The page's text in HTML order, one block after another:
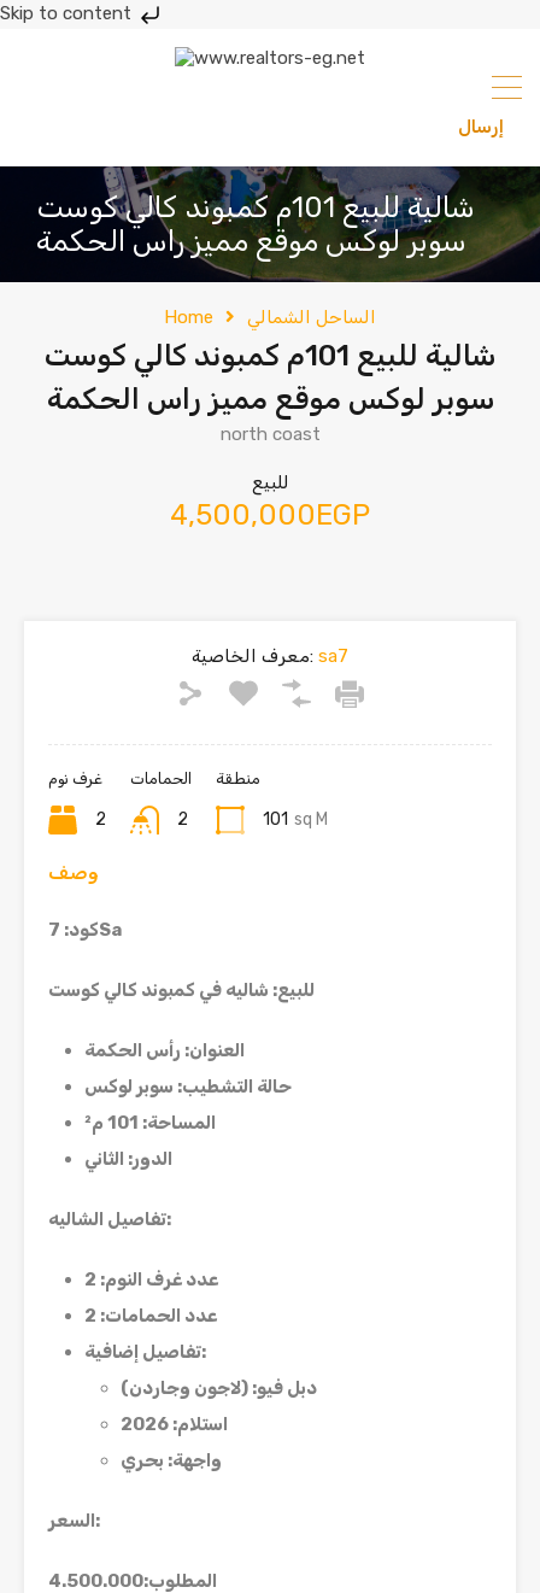
Skip to content
إرسال
شالية للبيع 101م كمبوند كالي كوست
سوبر لوكس موقع مميز راس الحكمة
Home الساحل الشمالي
شالية للبيع 101م كمبوند كالي كوست
سوبر لوكس موقع مميز راس الحكمة
north coast
للبيع
4,500,000EGP
معرف الخاصية: sa7
غرف نوم
2
الحمامات
2
منطقة
101 sq M
وصف
كود: 7Sa
للبيع: شاليه في كمبوند كالي كوست
العنوان: رأس الحكمة
حالة التشطيب: سوبر لوكس
المساحة: 101
م²
الدور: الثاني
تفاصيل الشاليه:
عدد غرف النوم: 2
عدد الحمامات: 2
تفاصيل إضافية:
دبل فيو: (لاجون وجاردن)
استلام: 2026
واجهة: بحري
السعر:
المطلوب:4.500.000